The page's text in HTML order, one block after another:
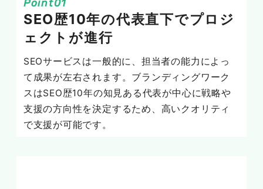
SEO歴10年の代表直下でプロジ
ェクトが進行
SEOサービスは一般的に、担当者の能力によっ
て成果が左右されます。ブランディングワーク
スはSEO歴10年の知見ある代表が中心に戦略や
支援の方向性を決定するため、高いクオリティ
で支援が可能です。